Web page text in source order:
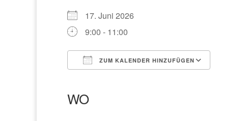
17. Juni 2026
9:00 - 11:00
ZUM KALENDER HINZUFÜGEN
WO